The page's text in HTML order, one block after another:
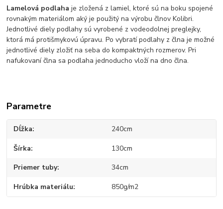
Lamelová podlahaje zložená z lamiel, ktoré sú na boku spojené
rovnakým materiálom aký je použitý na výrobu člnov Kolibri.
Jednotlivé diely podlahy sú vyrobené z vodeodolnej preglejky,
ktorá má protišmykovú úpravu. Po vybratí podlahy z člna je možné
jednotlivé diely zložiť na seba do kompaktných rozmerov. Pri
nafukovaní člna sa podlaha jednoducho vloží na dno člna.
Parametre
Dĺžka 240cm
Šírka 130cm
Priemer tuby 34cm
Hrúbka materiálu 850g/m2